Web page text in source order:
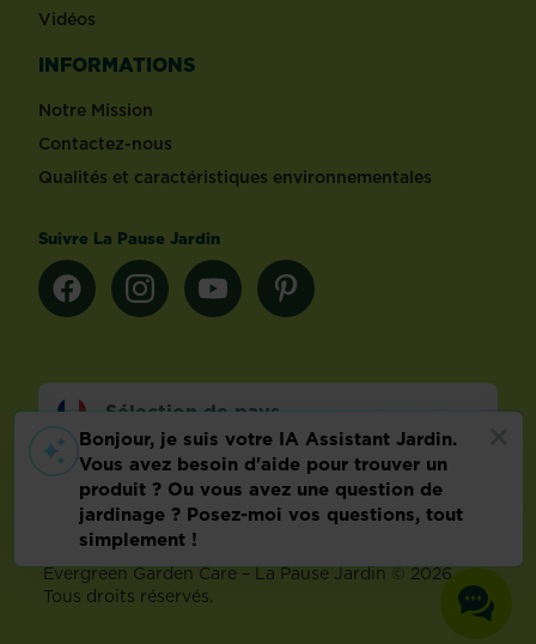
Vidéos
INFORMATIONS
Notre Mission
Contactez-nous
Qualités et caractéristiques environnementales
Suivre La Pause Jardin
Sélection de pays
Footer
Mentions légalesFAQ
Politique relative aux données personnelles
Préférences de cookies
Evergreen Garden Care – La Pause Jardin © 2026 –
Tous droits réservés.